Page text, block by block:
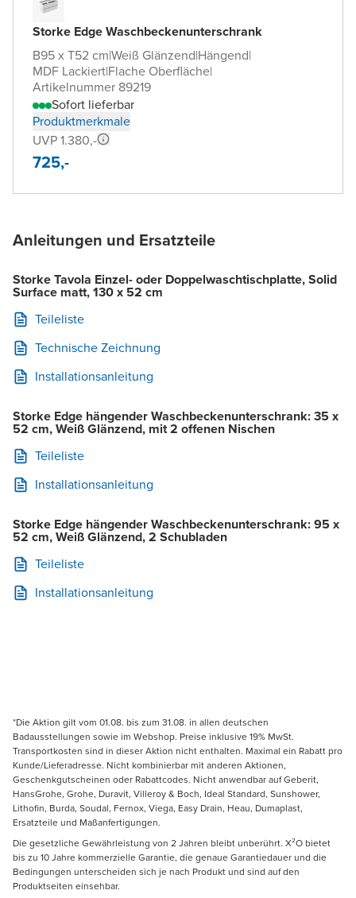
Storke Edge Waschbeckenunterschrank
B95 x T52 cm|Weiß Glänzend|Hängend|
MDF Lackiert|Flache Oberfläche|
Artikelnummer 89219
Sofort lieferbar
Produktmerkmale
UVP 1.380,-
725,-
Anleitungen und Ersatzteile
Storke Tavola Einzel- oder Doppelwaschtischplatte, Solid
Surface matt, 130 x 52 cm
Teileliste
Technische Zeichnung
Installationsanleitung
Storke Edge hängender Waschbeckenunterschrank: 35 x
52 cm, Weiß Glänzend, mit 2 offenen Nischen
Teileliste
Installationsanleitung
Storke Edge hängender Waschbeckenunterschrank: 95 x
52 cm, Weiß Glänzend, 2 Schubladen
Teileliste
Installationsanleitung
*Die Aktion gilt vom 01.08. bis zum 31.08. in allen deutschen
Badausstellungen sowie im Webshop. Preise inklusive 19% MwSt.
Transportkosten sind in dieser Aktion nicht enthalten. Maximal ein Rabatt pro
Kunde/Lieferadresse. Nicht kombinierbar mit anderen Aktionen,
Geschenkgutscheinen oder Rabattcodes. Nicht anwendbar auf Geberit,
HansGrohe, Grohe, Duravit, Villeroy & Boch, Ideal Standard, Sunshower,
Lithofin, Burda, Soudal, Fernox, Viega, Easy Drain, Heau, Dumaplast,
Ersatzteile und Maßanfertigungen.
Die gesetzliche Gewährleistung von 2 Jahren bleibt unberührt. X²O bietet
bis zu 10 Jahre kommerzielle Garantie, die genaue Garantiedauer und die
Bedingungen unterscheiden sich je nach Produkt und sind auf den
Produktseiten einsehbar.